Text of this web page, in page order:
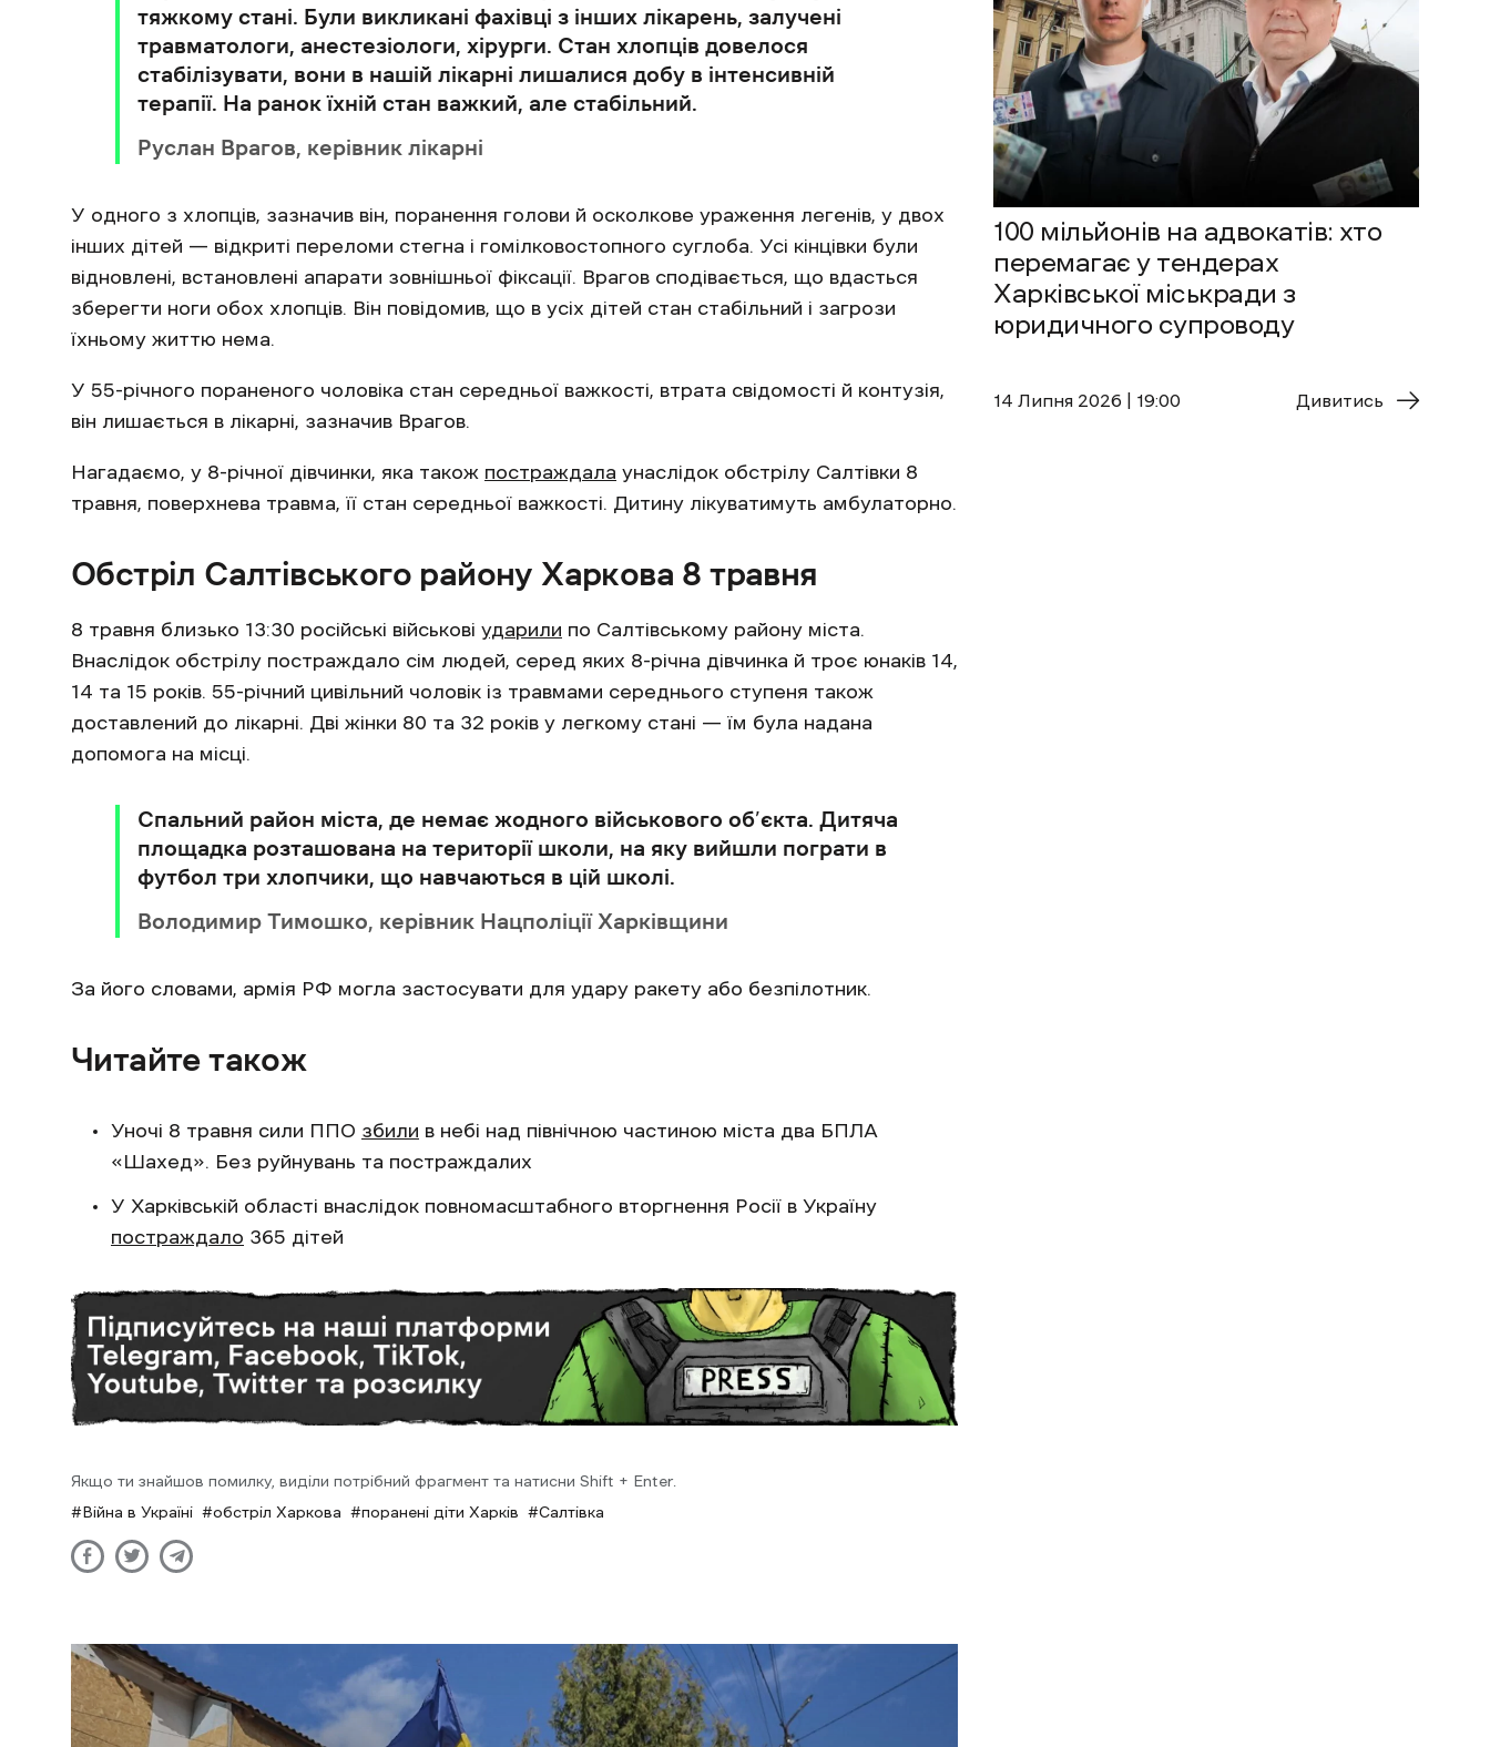
тяжкому стані. Були викликані фахівці з інших лікарень, залучені
травматологи, анестезіологи, хірурги. Стан хлопців довелося
стабілізувати, вони в нашій лікарні лишалися добу в інтенсивній
терапії. На ранок їхній стан важкий, але стабільний.
Руслан Врагов, керівник лікарні
У одного з хлопців, зазначив він, поранення голови й осколкове ураження легенів, у двох
інших дітей — відкриті переломи стегна і гомілковостопного суглоба. Усі кінцівки були
відновлені, встановлені апарати зовнішньої фіксації. Врагов сподівається, що вдасться
зберегти ноги обох хлопців. Він повідомив, що в усіх дітей стан стабільний і загрози
їхньому життю нема.
У 55-річного пораненого чоловіка стан середньої важкості, втрата свідомості й контузія,
він лишається в лікарні, зазначив Врагов.
Нагадаємо, у 8-річної дівчинки, яка також постраждала унаслідок обстрілу Салтівки 8
травня, поверхнева травма, її стан середньої важкості. Дитину лікуватимуть амбулаторно.
Обстріл Салтівського району Харкова 8 травня
8 травня близько 13:30 російські військові ударили по Салтівському району міста.
Внаслідок обстрілу постраждало сім людей, серед яких 8-річна дівчинка й троє юнаків 14,
14 та 15 років. 55-річний цивільний чоловік із травмами середнього ступеня також
доставлений до лікарні. Дві жінки 80 та 32 років у легкому стані — їм була надана
допомога на місці.
Спальний район міста, де немає жодного військового об’єкта. Дитяча
площадка розташована на території школи, на яку вийшли пограти в
футбол три хлопчики, що навчаються в цій школі.
Володимир Тимошко, керівник Нацполіції Харківщини
За його словами, армія РФ могла застосувати для удару ракету або безпілотник.
Читайте також
Уночі 8 травня сили ППО збили в небі над північною частиною міста два БПЛА
«Шахед». Без руйнувань та постраждалих
У Харківській області внаслідок повномасштабного вторгнення Росії в Україну
постраждало 365 дітей
Якщо ти знайшов помилку, виділи потрібний фрагмент та натисни Shift + Enter.
Війна в Україні
обстріл Харкова поранені діти Харків Салтівка
100 мільйонів на адвокатів: хто
перемагає у тендерах
Харківської міськради з
юридичного супроводу
14 Липня 2026 | 19:00 Дивитись